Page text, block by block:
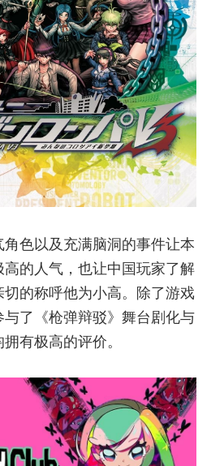
色以及充满脑洞的事件让本
的人气，也让中国玩家了解
的称呼他为小高。除了游戏
与了《枪弹辩驳》舞台剧化与
有极高的评价。